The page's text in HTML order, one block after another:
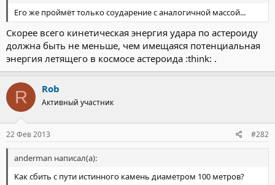
Его же проймёт только соударение с аналогичной массой...
Скорее всего кинетическая энергия удара по астероиду
должна быть не меньше, чем имещаяся потенциальная
энергия летящего в космосе астероида :think: .
R Rob
Активный участник
22 Фев 2013 #282
anderman написал(а):
Как сбить с пути истинного камень диаметром 100 метров?